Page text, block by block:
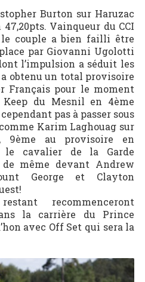
Burton sur Haruzac
Vainqueur du CCI
le couple a bien failli être
par Giovanni Ugolotti
l’impulsion a séduit les
obtenu un total provisoire
Français pour le moment
du Mesnil en 4ème
pas à passer sous
Karim Laghouag sur
9ème au provisoire en
le cavalier de la Garde
même devant Andrew
George et Clayton
recommenceront
la carrière du Prince
avec Off Set qui sera la